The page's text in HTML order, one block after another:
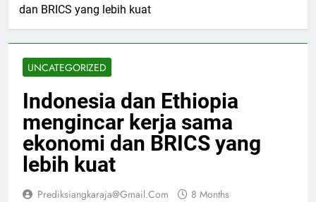
dan BRICS yang lebih kuat
UNCATEGORIZED
Indonesia dan Ethiopia
mengincar kerja sama
ekonomi dan BRICS yang
lebih kuat
Prediksiangkaraja@gmail.com
8 Months